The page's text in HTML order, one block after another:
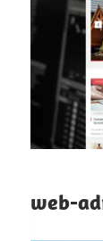
web-